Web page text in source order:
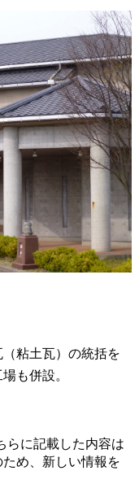
粘土瓦）の統括を
も併設。
らに記載した内容は
め、新しい情報を